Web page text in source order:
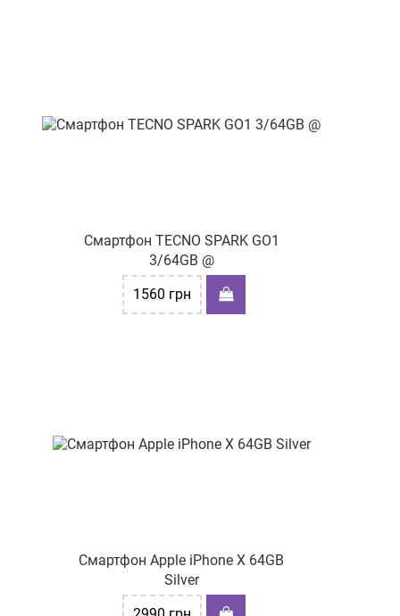
Смартфон TECNO SPARK GO1
3/64GB @
1560 грн
Смартфон Apple iPhone X 64GB
Silver